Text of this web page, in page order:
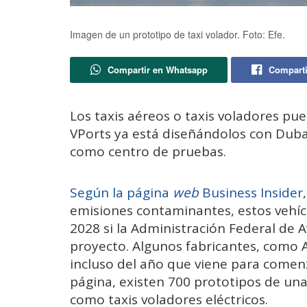
Imagen de un prototipo de taxi volador. Foto: Efe.
Compartir en Whatsapp
Los taxis aéreos o taxis voladores
VPorts ya está diseñándolos con
como centro de pruebas.
Según la página web Business Insider
emisiones contaminantes, estos
2028 si la Administración Federal de
proyecto. Algunos fabricantes, como
incluso del año que viene para
página, existen 700 prototipos de
como taxis voladores eléctricos.